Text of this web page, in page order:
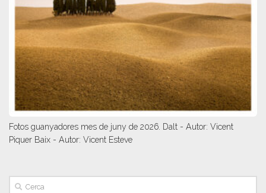
Fotos guanyadores mes de juny de 2026. Dalt - Autor: Vicent
Piquer Baix - Autor: Vicent Esteve